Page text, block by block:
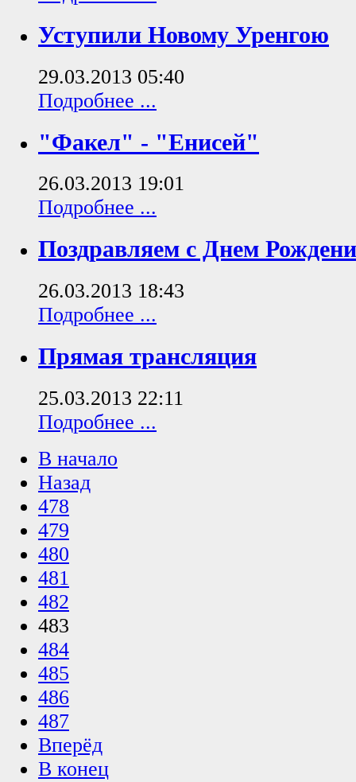
Уступили Новому Уренгою
29.03.2013 05:40
Подробнее ...
"Факел" - "Енисей"
26.03.2013 19:01
Подробнее ...
Поздравляем с Днем
26.03.2013 18:43
Подробнее ...
Прямая трансляция
25.03.2013 22:11
Подробнее ...
В начало
Назад
478
479
480
481
482
483
484
485
486
487
Вперёд
В конец